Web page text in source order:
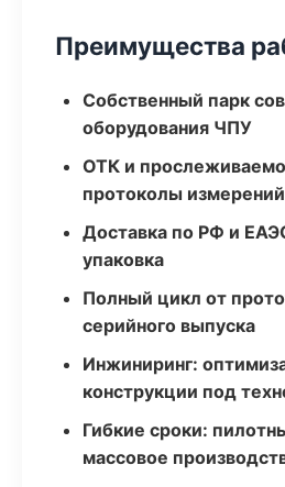
Преимущества
Собственный парк
оборудования ЧПУ
ОТК и
протоколы измерений
Доставка по РФ и
упаковка
Полный цикл от
серийного выпуска
Инжиниринг:
конструкции под
Гибкие сроки:
массовое